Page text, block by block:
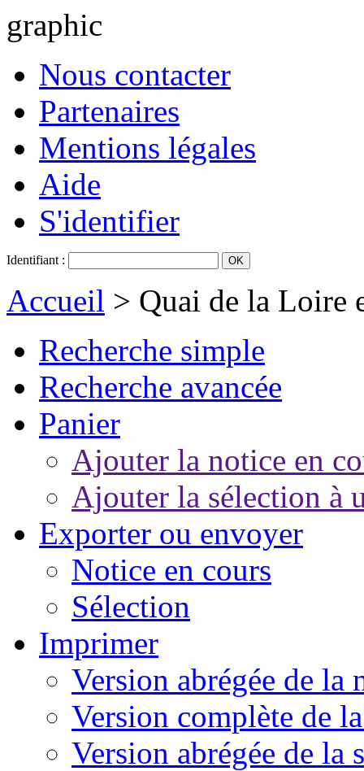
graphic
Nous contacter
Partenaires
Mentions légales
Aide
S'identifier
Identifiant :
Accueil > Quai de la Loire
Recherche simple
Recherche avancée
Panier
Ajouter la notice en
Ajouter la sélection à
Exporter ou envoyer
Notice en cours
Sélection
Imprimer
Version abrégée de la
Version complète de
Version abrégée de la